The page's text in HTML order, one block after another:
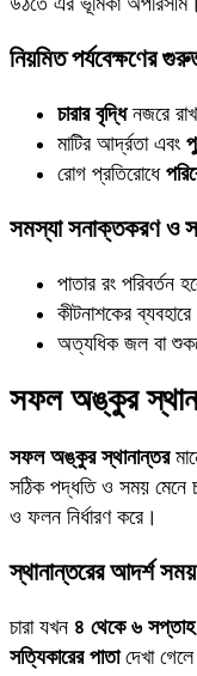
নিয়মিত পর্যবেক্ষণের
চারার বৃদ্ধিনজরে
মাটির আর্দ্রতা এবং
রোগ প্রতিরোধে
সমস্যা সনাক্তকরণ ও
পাতার রং পরিবর্তন
কীটনাশকের ব্যবহারে
অত্যধিক জল বা
সফল অঙ্কুর
সফল অঙ্কুর স্থানান্তর
সঠিক পদ্ধতি ও সময় মেনে
ও ফলন নির্ধারণ করে।
স্থানান্তরের আদর্শ সময়
চারা যখন ৪ থেকে ৬ সপ্তাহ
সত্যিকারের পাতাদেখা